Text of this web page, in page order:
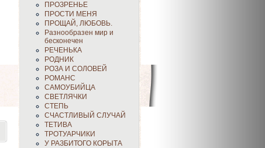
ПРОЗРЕНЬЕ
ПРОСТИ МЕНЯ
ПРОЩАЙ, ЛЮБОВЬ.
Разнообразен мир и
бесконечен
РЕЧЕНЬКА
РОДНИК
РОЗА И СОЛОВЕЙ
РОМАНС
САМОУБИЙЦА
СВЕТЛЯЧКИ
СТЕПЬ
СЧАСТЛИВЫЙ СЛУЧАЙ
ТЕТИВА
ТРОТУАРЧИКИ
У РАЗБИТОГО КОРЫТА